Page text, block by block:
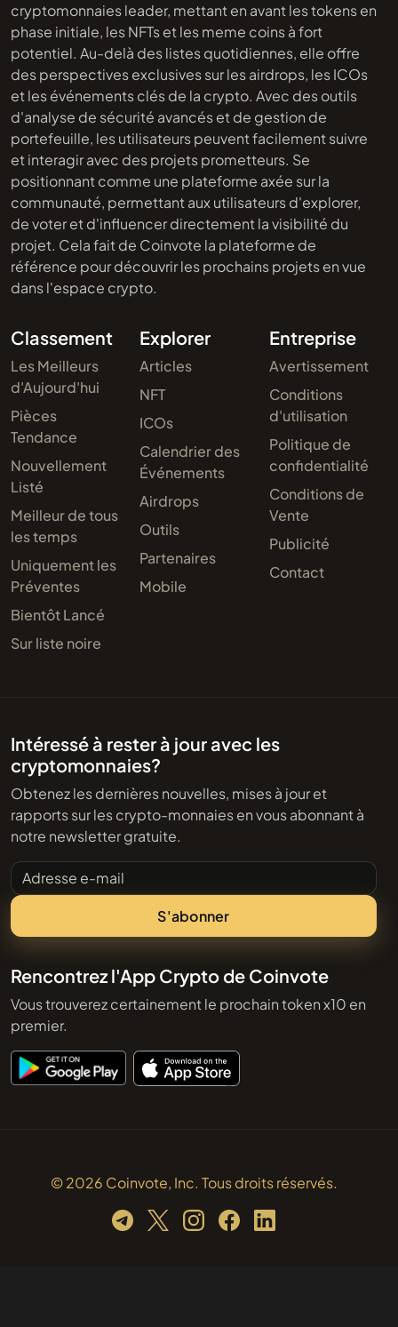
cryptomonnaies leader, mettant en avant les tokens en
phase initiale, les NFTs et les meme coins à fort
potentiel. Au-delà des listes quotidiennes, elle offre
des perspectives exclusives sur les airdrops, les ICOs
et les événements clés de la crypto. Avec des outils
d'analyse de sécurité avancés et de gestion de
portefeuille, les utilisateurs peuvent facilement suivre
et interagir avec des projets prometteurs. Se
positionnant comme une plateforme axée sur la
communauté, permettant aux utilisateurs d'explorer,
de voter et d'influencer directement la visibilité du
projet. Cela fait de Coinvote la plateforme de
référence pour découvrir les prochains projets en vue
dans l'espace crypto.
Classement
Les Meilleurs
d'Aujourd'hui
Pièces
Tendance
Nouvellement
Listé
Meilleur de tous
les temps
Uniquement les
Préventes
Bientôt Lancé
Sur liste noire
Explorer
Articles
NFT
ICOs
Calendrier des
Événements
Airdrops
Outils
Partenaires
Mobile
Entreprise
Avertissement
Conditions
d'utilisation
Politique de
confidentialité
Conditions de
Vente
Publicité
Contact
Intéressé à rester à jour avec les
cryptomonnaies?
Obtenez les dernières nouvelles, mises à jour et
rapports sur les crypto-monnaies en vous abonnant à
notre newsletter gratuite.
Adresse e-mail
S'abonner
Rencontrez l'App Crypto de Coinvote
Vous trouverez certainement le prochain token x10 en
premier.
© 2026 Coinvote, Inc. Tous droits réservés.